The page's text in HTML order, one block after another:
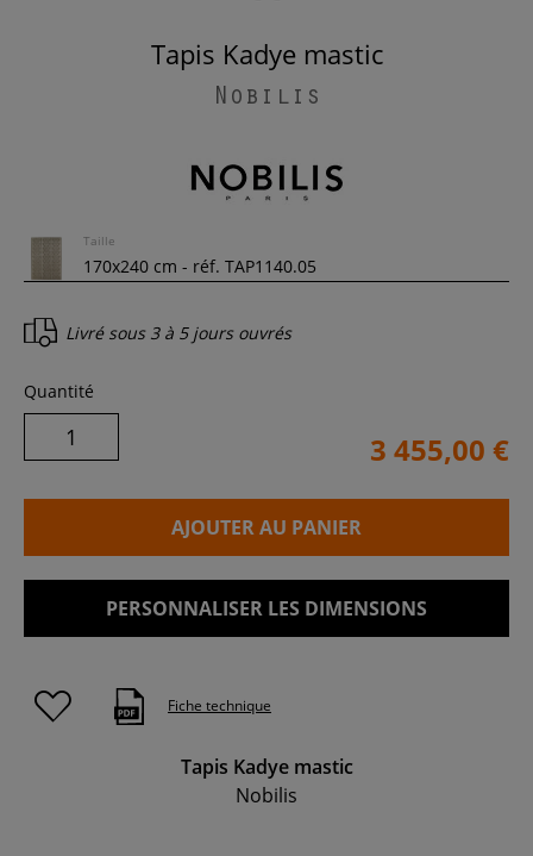
Tapis Kadye mastic
Nobilis
Taille
Livré sous 3 à 5 jours ouvrés
Quantité
3 455,00 €
AJOUTER AU PANIER
PERSONNALISER LES DIMENSIONS
Fiche technique
Tapis Kadye mastic
Nobilis